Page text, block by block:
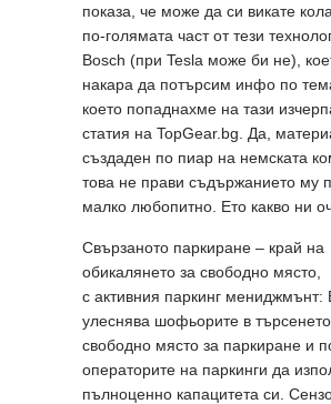
показа, че може да си викате
по-голямата част от тези
Bosch (при Tesla може би не),
накара да потърсим инфо по
което попаднахме на тази
статия на TopGear.bg. Да,
създаден по пиар на немската
това не прави съдържанието му
малко любопитно. Ето какво ни
Свързаното паркиране – край на
обикалянето за свободно място,
с активния паркинг мениджмънт:
улеснява шофьорите в
свободно място за паркиране и
операторите на паркинги да
пълноценно капацитета си.